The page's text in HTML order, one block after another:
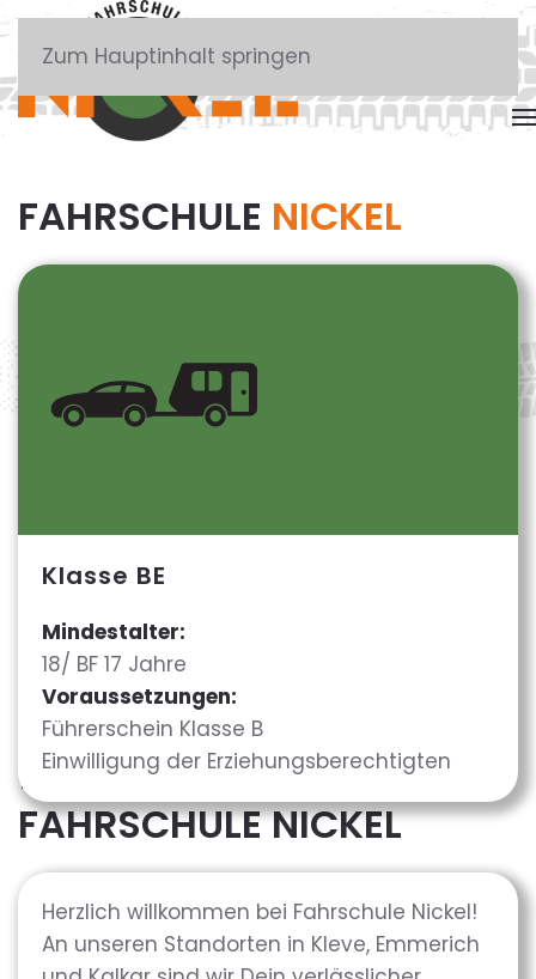
Zum Hauptinhalt springen
FAHRSCHULE NICKEL
Klasse BE
Mindestalter:
18/ BF 17 Jahre
Voraussetzungen:
Führerschein Klasse B
Einwilligung der Erziehungsberechtigten
FÜHRERSCHEIN­KLASSE
BE IN KLEVE, EMMERICH &
KALKAR
ᐅ AUSBILDUNG BEI
FAHRSCHULE NICKEL
Herzlich willkommen bei Fahrschule Nickel!
An unseren Standorten in Kleve, Emmerich